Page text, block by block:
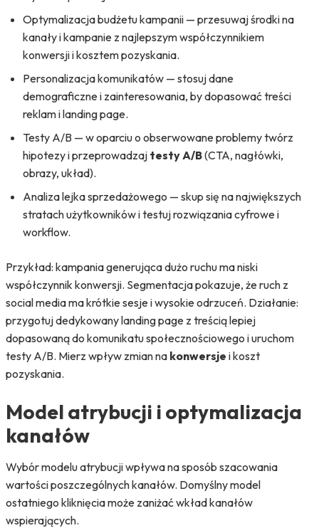
Optymalizacja budżetu kampanii — przesuwaj środki na
kanały i kampanie z najlepszym współczynnikiem
konwersji i kosztem pozyskania.
Personalizacja komunikatów — stosuj dane
demograficzne i zainteresowania, by dopasować treści
reklam i landing page.
Testy A/B — w oparciu o obserwowane problemy twórz
hipotezy i przeprowadzaj testy A/B(CTA, nagłówki,
obrazy, układ).
Analiza lejka sprzedażowego — skup się na największych
stratach użytkowników i testuj rozwiązania cyfrowe i
workflow.
Przykład: kampania generująca dużo ruchu ma niski
współczynnik konwersji. Segmentacja pokazuje, że ruch z
social media ma krótkie sesje i wysokie odrzuceń. Działanie:
przygotuj dedykowany landing page z treścią lepiej
dopasowaną do komunikatu społecznościowego i uruchom
testy A/B. Mierz wpływ zmian na konwersje i koszt
pozyskania.
Model atrybucji i optymalizacja
kanałów
Wybór modelu atrybucji wpływa na sposób szacowania
wartości poszczególnych kanałów. Domyślny model
ostatniego kliknięcia może zaniżać wkład kanałów
wspierających.